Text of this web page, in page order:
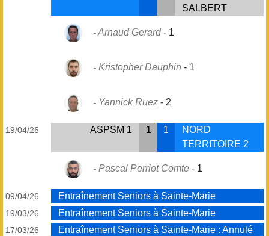
SALBERT
Arnaud Gerard- 1
Kristopher Dauphin - 1
Yannick Ruez- 2
19/04/26 ASPSM 1 1 1
NORD
TERRITOIRE 2
Pascal Perriot Comte- 1
09/04/26 Entraînement Seniors à Sainte-Marie
19/03/26 Entraînement Seniors à Sainte-Marie
17/03/26 Entraînement Seniors à Sainte-Marie : Annulé